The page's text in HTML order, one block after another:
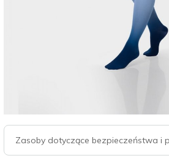
Zasoby dotyczące bezpieczeństwa i